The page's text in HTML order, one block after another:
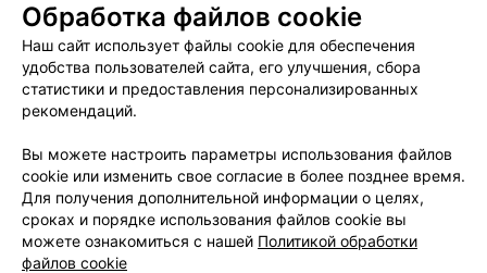
Школы дизайна - цена в Могилеве
Web-дизайн
от 56 руб.
Графический дизайн Photoshop, Adobe
от 56 руб.
Добавить компанию
Обработка файлов cookie
Наш сайт использует файлы cookie для обеспечения
удобства пользователей сайта, его улучшения, сбора
статистики и предоставления персонализированных
рекомендаций.
Вы можете настроить параметры использования файлов
cookie или изменить свое согласие в более позднее время.
Для получения дополнительной информации о целях,
сроках и порядке использования файлов cookie вы
можете ознакомиться с нашей Политикой обработки
файлов cookie